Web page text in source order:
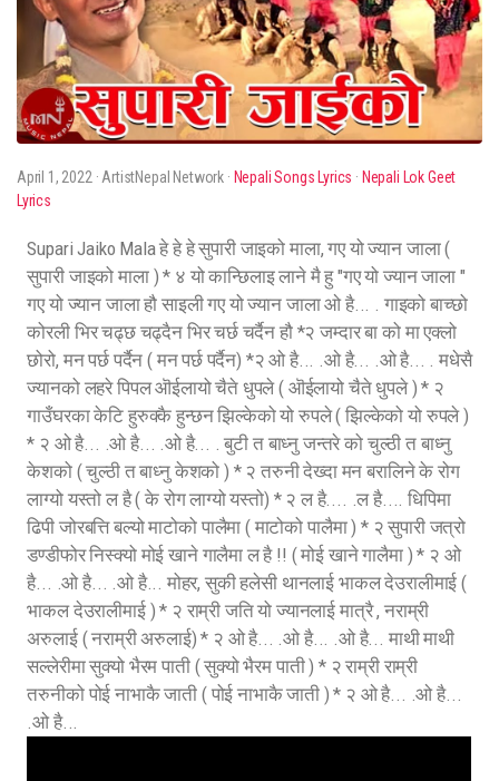
April 1, 2022 · ArtistNepal Network · Nepali Songs Lyrics · Nepali Lok Geet
Lyrics
Supari Jaiko Mala हे हे हे सुपारी जाइको माला, गए यो ज्यान जाला (
सुपारी जाइको माला ) * ४ यो कान्छिलाइ लाने मै हु "गए यो ज्यान जाला "
गए यो ज्यान जाला हौ साइली गए यो ज्यान जाला ओ है... . गाइको बाच्छो
कोरली भिर चढ्छ चढ्दैन भिर चर्छ चर्दैन हौ *२ जम्दार बा को मा एक्लो
छोरो, मन पर्छ पर्दैन ( मन पर्छ पर्दैन) *२ ओ है... .ओ है... .ओ है... . मधेसै
ज्यानको लहरे पिपल ऒईलायो चैते धुपले ( ऒईलायो चैते धुपले ) * २
गाउँघरका केटि हुरुक्कै हुन्छन झिल्केको यो रुपले ( झिल्केको यो रुपले )
* २ ओ है... .ओ है... .ओ है... . बुटी त बाध्नु जन्तरे को चुल्ठी त बाध्नु
केशको ( चुल्ठी त बाध्नु केशको ) * २ तरुनी देख्दा मन बरालिने के रोग
लाग्यो यस्तो ल है ( के रोग लाग्यो यस्तो) * २ ल है.... .ल है.... धिपिमा
ढिपी जोरबत्ति बल्यो माटोको पालैमा ( माटोको पालैमा ) * २ सुपारी जत्रो
डण्डीफोर निस्क्यो मोई खाने गालैमा ल है !! ( मोई खाने गालैमा ) * २ ओ
है... .ओ है... .ओ है... मोहर, सुकी हलेसी थानलाई भाकल देउरालीमाई (
भाकल देउरालीमाई ) * २ राम्री जति यो ज्यानलाई मात्रै , नराम्री
अरुलाई ( नराम्री अरुलाई) * २ ओ है... .ओ है... .ओ है... माथी माथी
सल्लेरीमा सुक्यो भैरम पाती ( सुक्यो भैरम पाती ) * २ राम्री राम्री
तरुनीको पोई नाभाकै जाती ( पोई नाभाकै जाती ) * २ ओ है... .ओ है...
.ओ है...